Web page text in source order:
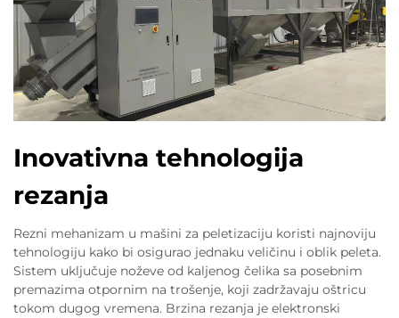
Inovativna tehnologija
rezanja
Rezni mehanizam u mašini za peletizaciju koristi najnoviju
tehnologiju kako bi osigurao jednaku veličinu i oblik peleta.
Sistem uključuje noževe od kaljenog čelika sa posebnim
premazima otpornim na trošenje, koji zadržavaju oštricu
tokom dugog vremena. Brzina rezanja je elektronski